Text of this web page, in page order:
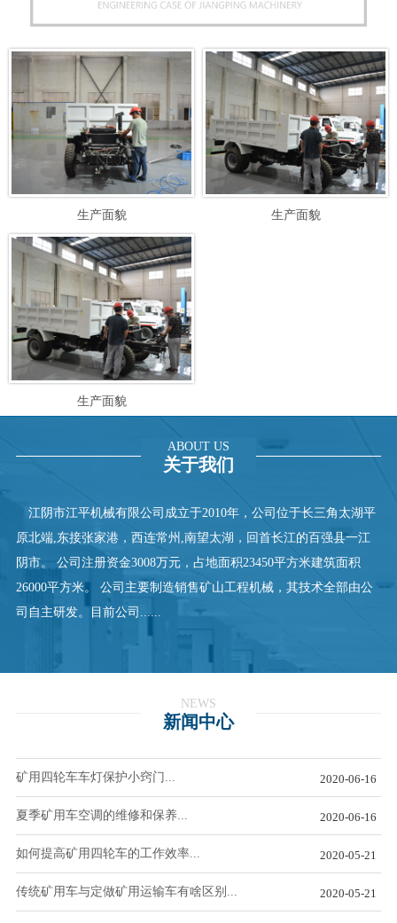
生产面貌 生产面貌
生产面貌
ABOUT US
关于我们
江阴市江平机械有限公司成立于2010年，公司位于长三角太湖平
原北端,东接张家港，西连常州,南望太湖，回首长江的百强县一江
阴市。 公司注册资金3008万元，占地面积23450平方米建筑面积
26000平方米。 公司主要制造销售矿山工程机械，其技术全部由公
司自主研发。目前公司......
NEWS
新闻中心
矿用四轮车车灯保护小窍门... 2020-06-16
夏季矿用车空调的维修和保养... 2020-06-16
如何提高矿用四轮车的工作效率... 2020-05-21
传统矿用车与定做矿用运输车有啥区别... 2020-05-21